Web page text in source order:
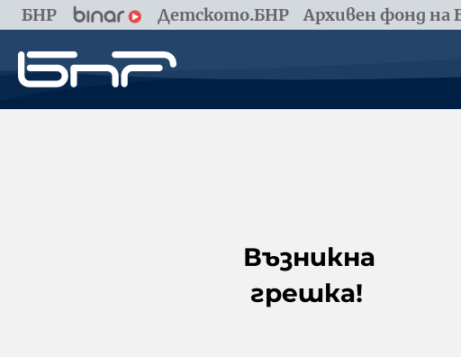
БНР Детското.БНР Архивен фонд на
Възникна
грешка!